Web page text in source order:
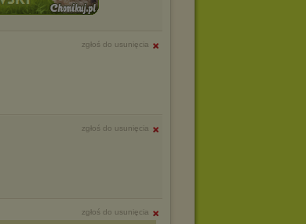
zgłoś do usunięcia
zgłoś do usunięcia
zgłoś do usunięcia